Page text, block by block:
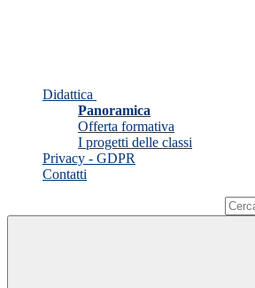
Didattica
Panoramica
Offerta formativa
I progetti delle classi
Privacy - GDPR
Contatti